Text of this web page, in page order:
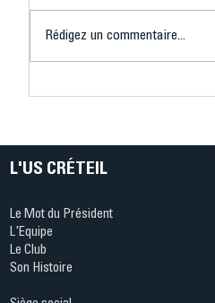
Rédigez un commentaire...
L'US CRÉTEIL
Le Mot du Président
L'Equipe
Le Club
Son Histoire